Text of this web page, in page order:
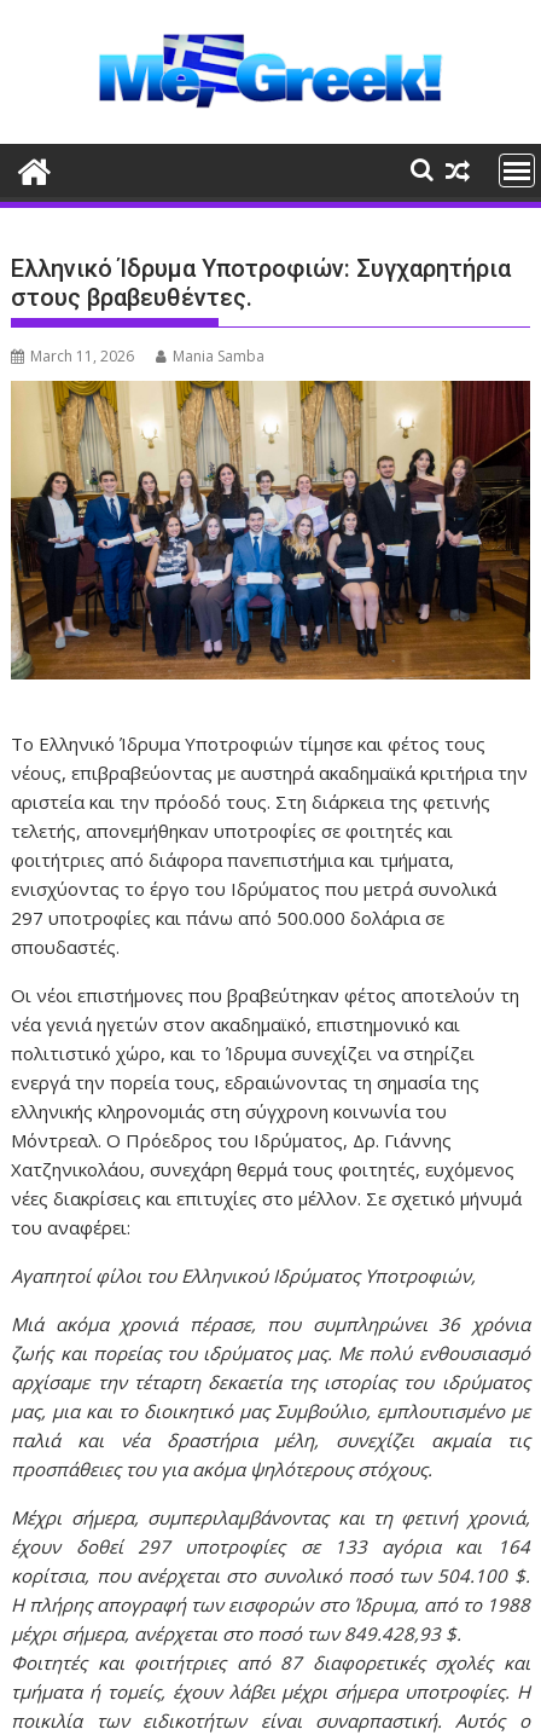
Ελληνικό Ίδρυμα Υποτροφιών: Συγχαρητήρια
στους βραβευθέντες.
March 11, 2026 Mania Samba
Το Ελληνικό Ίδρυμα Υποτροφιών τίμησε και φέτος τους
νέους, επιβραβεύοντας με αυστηρά ακαδημαϊκά κριτήρια την
αριστεία και την πρόοδό τους. Στη διάρκεια της φετινής
τελετής, απονεμήθηκαν υποτροφίες σε φοιτητές και
φοιτήτριες από διάφορα πανεπιστήμια και τμήματα,
ενισχύοντας το έργο του Ιδρύματος που μετρά συνολικά
297 υποτροφίες και πάνω από 500.000 δολάρια σε
σπουδαστές.
Οι νέοι επιστήμονες που βραβεύτηκαν φέτος αποτελούν τη
νέα γενιά ηγετών στον ακαδημαϊκό, επιστημονικό και
πολιτιστικό χώρο, και το Ίδρυμα συνεχίζει να στηρίζει
ενεργά την πορεία τους, εδραιώνοντας τη σημασία της
ελληνικής κληρονομιάς στη σύγχρονη κοινωνία του
Μόντρεαλ. Ο Πρόεδρος του Ιδρύματος, Δρ. Γιάννης
Χατζηνικολάου, συνεχάρη θερμά τους φοιτητές, ευχόμενος
νέες διακρίσεις και επιτυχίες στο μέλλον. Σε σχετικό μήνυμά
του αναφέρει:
Αγαπητοί φίλοι του Ελληνικού Ιδρύματος Υποτροφιών,
Μιά ακόμα χρονιά πέρασε, που συμπληρώνει 36 χρόνια
ζωής και πορείας του ιδρύματος μας. Με πολύ ενθουσιασμό
αρχίσαμε την τέταρτη δεκαετία της ιστορίας του ιδρύματος
μας, μια και το διοικητικό μας Συμβούλιο, εμπλουτισμένο με
παλιά και νέα δραστήρια μέλη, συνεχίζει ακμαία τις
προσπάθειες του για ακόμα ψηλότερους στόχους.
Μέχρι σήμερα, συμπεριλαμβάνοντας και τη φετινή χρονιά,
έχουν δοθεί 297 υποτροφίες σε 133 αγόρια και 164
κορίτσια, που ανέρχεται στο συνολικό ποσό των 504.100 $.
Η πλήρης απογραφή των εισφορών στο Ίδρυμα, από το 1988
μέχρι σήμερα, ανέρχεται στο ποσό των 849.428,93 $.
Φοιτητές και φοιτήτριες από 87 διαφορετικές σχολές και
τμήματα ή τομείς, έχουν λάβει μέχρι σήμερα υποτροφίες. Η
ποικιλία των ειδικοτήτων είναι συναρπαστική. Αυτός ο